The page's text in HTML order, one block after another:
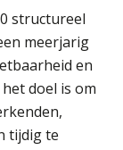
structureel
meerjarig
en
doel is om
tijdig te